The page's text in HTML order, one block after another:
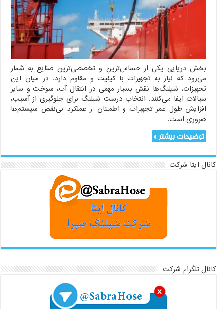
اهمیت
مقاومت
در
برابر
آب
شور
بخش دریایی یکی از حساس‌ترین و تخصصی‌ترین صنایع به شمار
می‌رود که نیاز به تجهیزات با کیفیت و مقاوم دارد. در میان این
تجهیزات، شیلنگ‌ها نقش بسیار مهمی در انتقال آب، سوخت و سایر
سیالات ایفا می‌کنند. انتخاب درست شیلنگ برای جلوگیری از آسیب،
افزایش طول عمر تجهیزات و اطمینان از عملکرد بی‌نقص سیستم‌ها
ضروری است.
توضیحات بیشتر »
کانال ایتا شرکت
کانال تلگرام شرکت